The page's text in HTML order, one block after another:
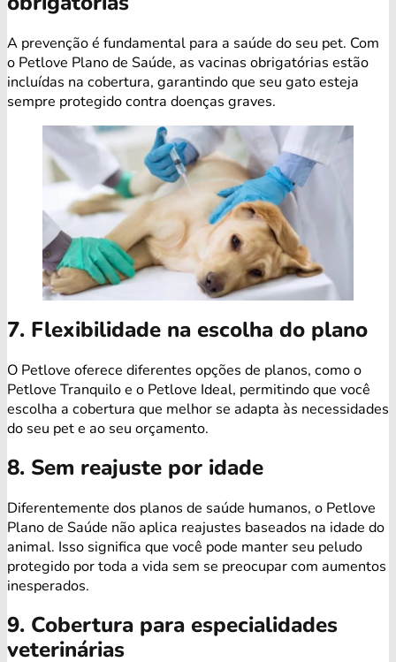
A prevenção é fundamental para a saúde do seu pet. Com
o Petlove Plano de Saúde, as vacinas obrigatórias estão
incluídas na cobertura, garantindo que seu gato esteja
sempre protegido contra doenças graves.
7. Flexibilidade na escolha do plano
O Petlove oferece diferentes opções de planos, como o
Petlove Tranquilo e o Petlove Ideal, permitindo que você
escolha a cobertura que melhor se adapta às necessidades
do seu pet e ao seu orçamento.
8. Sem reajuste por idade
Diferentemente dos planos de saúde humanos, o Petlove
Plano de Saúde não aplica reajustes baseados na idade do
animal. Isso significa que você pode manter seu peludo
protegido por toda a vida sem se preocupar com aumentos
inesperados.
9. Cobertura para especialidades
veterinárias